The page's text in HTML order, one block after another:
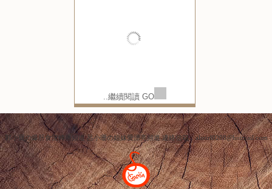
超划算的夏日海龜同游活動，店內消費滿250元就可以贈送冰
棒乙支(可累計贈送
到最上方